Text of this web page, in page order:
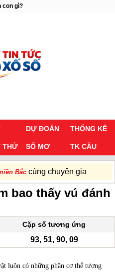
con gì?
DỰ ĐOÁN THỐNG KÊ
THỬ SỔ MƠ TK CẦU
Bắccùng chuyên gia
bao thấy vú đánh
Cặp số tương ứng
93, 51, 90, 09
luôn có những phần cơ thể tượng